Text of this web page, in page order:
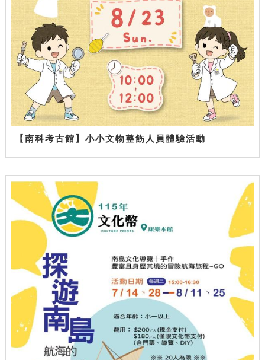
【南科考古館】小小文物整飭人員體驗活動